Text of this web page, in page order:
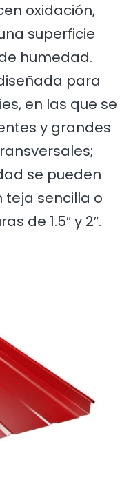
oxidación,
superficie
humedad.
para
en las que se
y grandes
se pueden
teja sencilla o
de 1.5″ y 2″.